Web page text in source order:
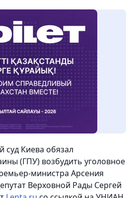
суд Киева обязал
(ГПУ) возбудить уголовное
министра Арсения
Верховной Рады Сергей